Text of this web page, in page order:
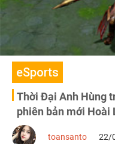
eSports
Thời Đại Anh Hùng
phiên bản mới Hoài
toansanto 22/